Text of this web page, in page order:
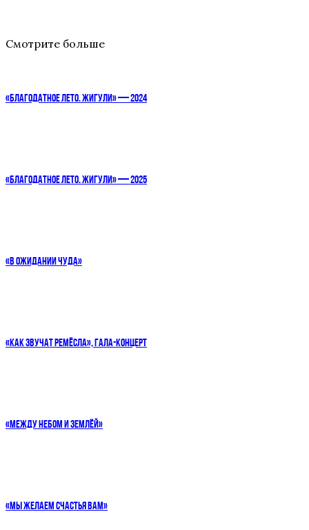
Смотрите больше
«БЛАГОДАТНОЕ ЛЕТО. ЖИГУЛИ» — 2024
«БЛАГОДАТНОЕ ЛЕТО. ЖИГУЛИ» — 2025
«В ОЖИДАНИИ ЧУДА»
«КАК ЗВУЧАТ РЕМЁСЛА», ГАЛА-КОНЦЕРТ
«МЕЖДУ НЕБОМ И ЗЕМЛЁЙ»
«МЫ ЖЕЛАЕМ СЧАСТЬЯ ВАМ»